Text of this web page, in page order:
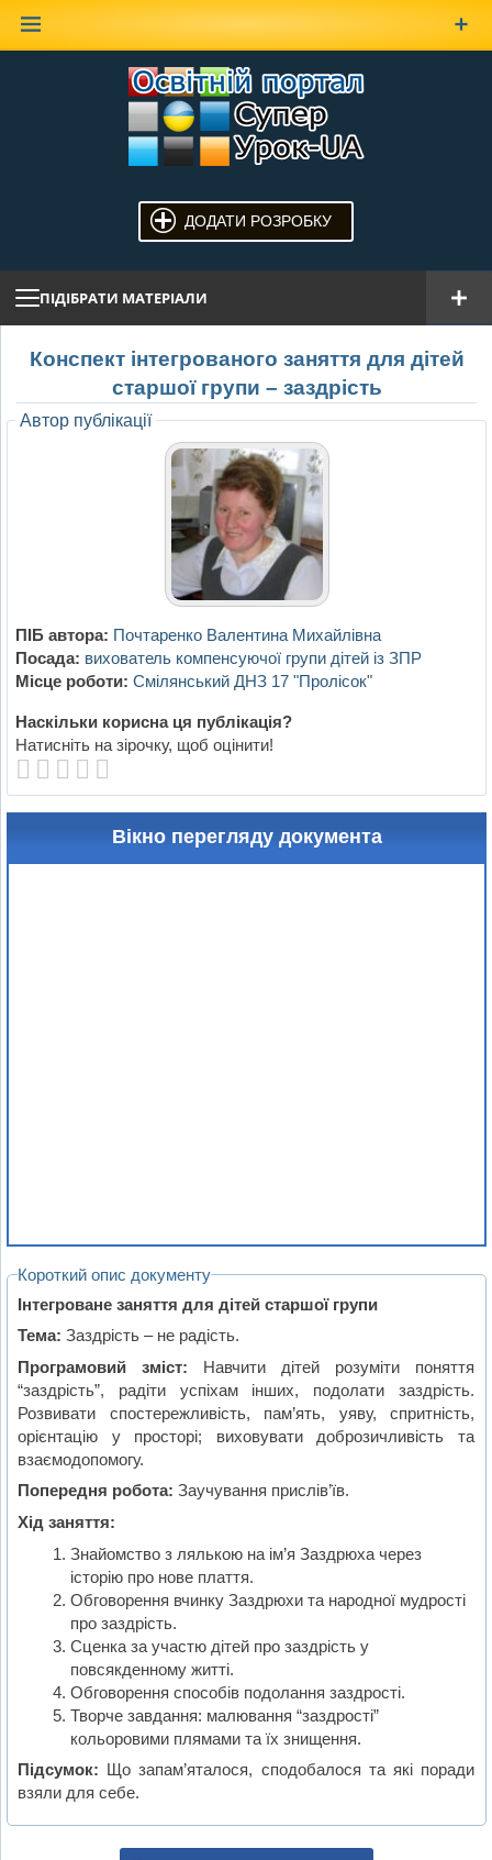
ДОДАТИ РОЗРОБКУ
ПІДІБРАТИ МАТЕРІАЛИ
Конспект інтегрованого заняття для дітей
старшої групи – заздрість
Автор публікації
ПІБ автора: Почтаренко Валентина Михайлівна
Посада: вихователь компенсуючої групи дітей із ЗПР
Місце роботи: Смілянський ДНЗ 17 "Пролісок"
Наскільки корисна ця публікація?
Натисніть на зірочку, щоб оцінити!
Вікно перегляду документа
Короткий опис документу
Інтегроване заняття для дітей старшої групи
Тема: Заздрість – не радість.
Програмовий зміст: Навчити дітей розуміти поняття
“заздрість”, радіти успіхам інших, подолати заздрість.
Розвивати спостережливість, пам’ять, уяву, спритність,
орієнтацію у просторі; виховувати доброзичливість та
взаємодопомогу.
Попередня робота: Заучування прислів’їв.
Хід заняття:
Знайомство з лялькою на ім’я Заздрюха через
історію про нове плаття.
Обговорення вчинку Заздрюхи та народної мудрості
про заздрість.
Сценка за участю дітей про заздрість у
повсякденному житті.
Обговорення способів подолання заздрості.
Творче завдання: малювання “заздрості”
кольоровими плямами та їх знищення.
Підсумок: Що запам’яталося, сподобалося та які поради
взяли для себе.